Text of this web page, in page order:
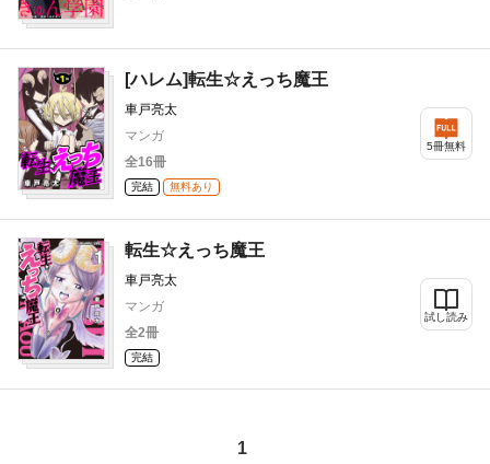
[ハレム]転生☆えっち魔王
車戸亮太
マンガ
全16冊
完結 無料あり
5冊無料
転生☆えっち魔王
車戸亮太
マンガ
全2冊
完結
試し読み
1